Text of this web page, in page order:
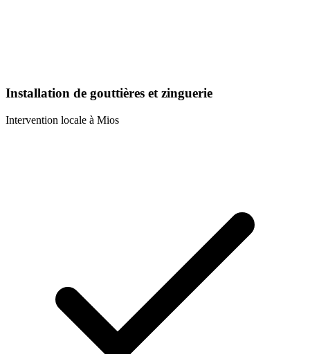
Installation de gouttières et zinguerie
Intervention locale à Mios